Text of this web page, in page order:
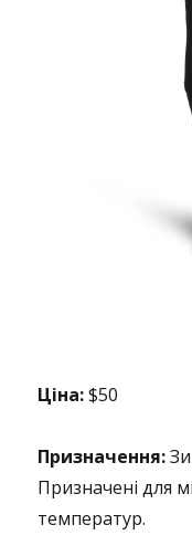
Ціна:$50
Призначення:
Призначені для
температур.